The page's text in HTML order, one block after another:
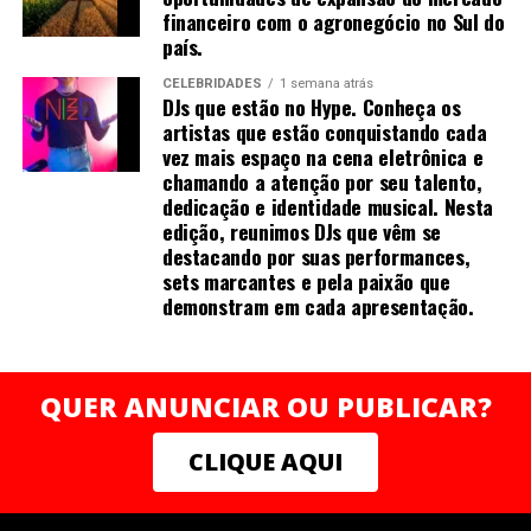
Mais do que crescer, trata-se de prosperar em todas as
dimensões — com consistência, clareza e poder .
Brasil. A iniciativa atua há mais de uma década
oferecendo capacitação, mentorias, acesso a crédito e
redes de apoio para milhares de mulheres que desejam
empreender com autonomia e sustentabilidade.
“Acredito que o conhecimento e a valorização
profissional devem caminhar junto com ações concretas
de transformação. Ao apoiar a Rede Mulher
Empreendedora, quero contribuir para que mais
mulheres possam enxergar e negociar o próprio valor,
construindo trajetórias sólidas e independentes”,
financeiro com o agronegócio no Sul do
país.
CELEBRIDADES 1 semana atrás
DJs que estão no Hype. Conheça os
artistas que estão conquistando cada
vez mais espaço na cena eletrônica e
chamando a atenção por seu talento,
dedicação e identidade musical. Nesta
edição, reunimos DJs que vêm se
destacando por suas performances,
sets marcantes e pela paixão que
demonstram em cada apresentação.
QUER ANUNCIAR OU PUBLICAR?
CLIQUE AQUI